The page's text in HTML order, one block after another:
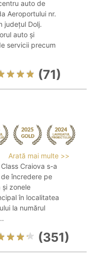
auto de
Aeroportului nr.
județul Dolj.
auto și
servicii precum
(71)
Arată mai multe >>
Craiova s-a
încredere pe
și zonele
în localitatea
la numărul
(351)